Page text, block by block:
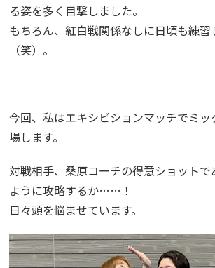
る姿を多く目撃しました。
もちろん、紅白戦関係なしに日頃も練習
（笑）。
今回、私はエキシビションマッチでミ
場します。
対戦相手、桑原コーチの得意ショット
ように攻略するか……！
日々頭を悩ませています。